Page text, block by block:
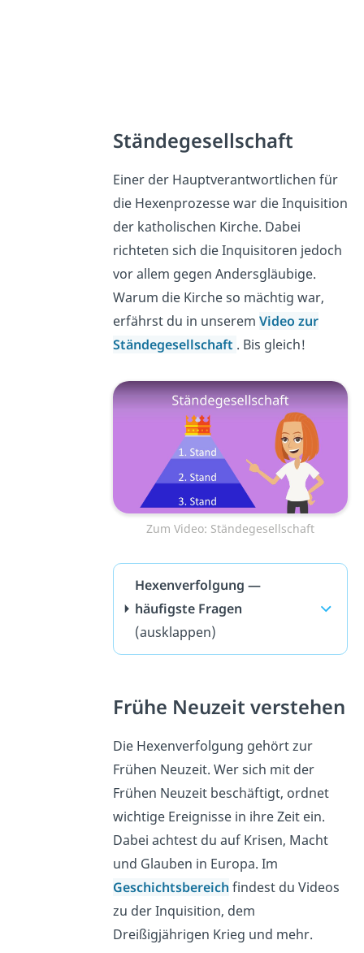
Ständegesellschaft
Einer der Hauptverantwortlichen für
die Hexenprozesse war die Inquisition
der katholischen Kirche. Dabei
richteten sich die Inquisitoren jedoch
vor allem gegen Andersgläubige.
Warum die Kirche so mächtig war,
erfährst du in unserem Video zur
Ständegesellschaft . Bis gleich!
Zum Video: Ständegesellschaft
Hexenverfolgung —
häufigste Fragen
(ausklappen)
Frühe Neuzeit verstehen
Die Hexenverfolgung gehört zur
Frühen Neuzeit. Wer sich mit der
Frühen Neuzeit beschäftigt, ordnet
wichtige Ereignisse in ihre Zeit ein.
Dabei achtest du auf Krisen, Macht
und Glauben in Europa. Im
Geschichtsbereich findest du Videos
zu der Inquisition, dem
Dreißigjährigen Krieg und mehr.